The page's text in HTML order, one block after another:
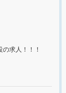
求人！！！